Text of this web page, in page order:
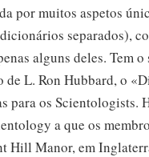
por muitos aspetos
separados),
alguns deles. Tem
de L. Ron Hubbard, o
para os Scientologists.
a que os
Hill Manor, em